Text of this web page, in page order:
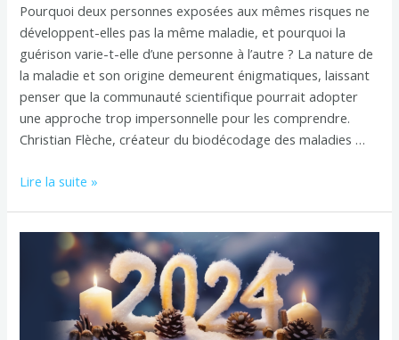
Pourquoi deux personnes exposées aux mêmes risques ne
développent-elles pas la même maladie, et pourquoi la
guérison varie-t-elle d’une personne à l’autre ? La nature de
la maladie et son origine demeurent énigmatiques, laissant
penser que la communauté scientifique pourrait adopter
une approche trop impersonnelle pour les comprendre.
Christian Flèche, créateur du biodécodage des maladies …
Lire la suite »
NUMÉROLOGIE